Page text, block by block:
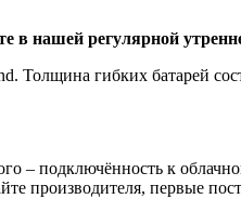
в нашей регулярной
Толщина гибких батарей
– подключённость к
производителя, первые